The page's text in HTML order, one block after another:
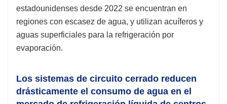
estadounidenses desde 2022 se encuentran en
regiones con escasez de agua, y utilizan acuíferos y
aguas superficiales para la refrigeración por
evaporación.
Los sistemas de circuito cerrado reducen
drásticamente el consumo de agua en el